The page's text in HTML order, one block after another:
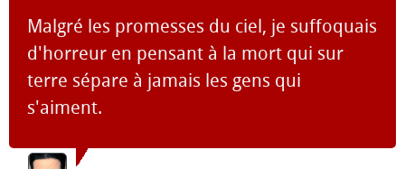
Malgré les promesses du ciel, je suffoquais
d'horreur en pensant à la mort qui sur
terre sépare à jamais les gens qui
s'aiment.